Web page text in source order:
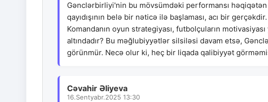
Gənclərbirliyi'nin bu mövsümdəki performansı
qayıdışının belə bir nəticə ilə başlaması, acı bir
Komandanın oyun strategiyası, futbolçuların
altındadır? Bu məğlubiyyətlər silsiləsi davam etsə,
görünmür. Necə olur ki, heç bir liqada qalibiyyət
Cəvahir Əliyeva
16.Sentyabr.2025 13:30